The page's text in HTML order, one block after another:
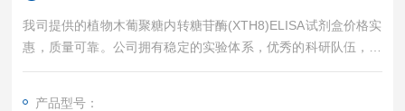
我司提供的植物木葡聚糖内转糖苷酶(XTH8)ELISA试剂盒价格实
惠，质量可靠。公司拥有稳定的实验体系，优秀的科研队伍，准
确的实验结果，是您值得信赖的合作伙伴，凡购买我司的试剂盒
产品型号：